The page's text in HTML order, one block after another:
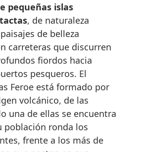
pequeñas islas
, de naturaleza
de belleza
carreteras que discurren
fiordos hacia
pesqueros. El
Feroe está formado por
volcánico, de las
una de ellas se encuentra
población ronda los
frente a los más de